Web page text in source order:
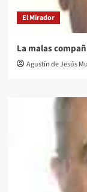
El Mirador
La malas
Agustín de Jesús